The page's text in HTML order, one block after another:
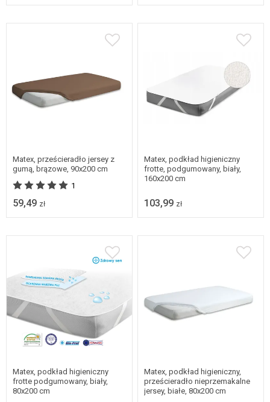
Matex, prześcieradło jersey z
gumą, brązowe, 90x200 cm
1
59,49 zł
Matex, podkład higieniczny
frotte, podgumowany, biały,
160x200 cm
103,99 zł
Matex, podkład higieniczny
frotte podgumowany, biały,
80x200 cm
Matex, podkład higieniczny,
prześcieradło nieprzemakalne
jersey, białe, 80x200 cm